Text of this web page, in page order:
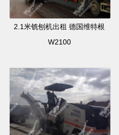
2.1米铣刨机出租 德国维特根
W2100